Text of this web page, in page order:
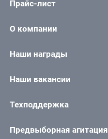
Прайс-лист
О компании
Наши награды
Наши вакансии
Техподдержка
Предвыборная агитация